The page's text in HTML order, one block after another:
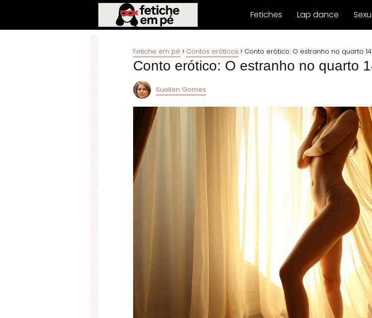
Fetiches Lap dance
Fetiche em pé Contos eróticos Conto erótico: O estranho no quarto
Conto erótico: O estranho no quarto
Suellen Gomes